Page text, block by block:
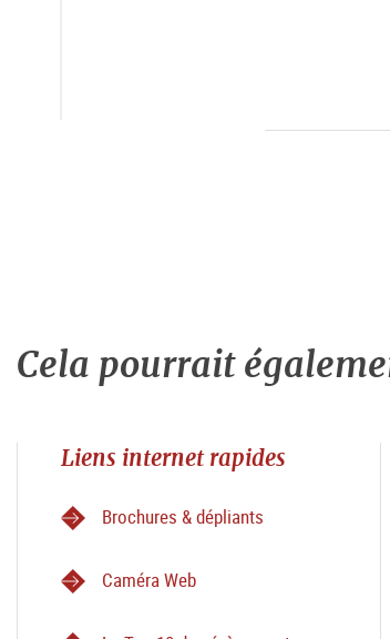
Cela pourrait
Liens internet rapides
Brochures & dépliants
Caméra Web